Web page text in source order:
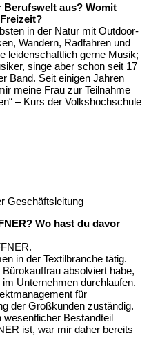
Berufswelt aus? Womit
in der Natur mit Outdoor-
Wandern, Radfahren und
leidenschaftlich gerne Musik;
singe aber schon seit 17
Band. Seit einigen Jahren
meine Frau zur Teilnahme
– Kurs der Volkshochschule
Geschäftsleitung
Wo hast du davor
in der Textilbranche tätig.
absolviert habe,
Unternehmen durchlaufen.
für
der Großkunden zuständig.
wesentlicher Bestandteil
ist, war mir daher bereits